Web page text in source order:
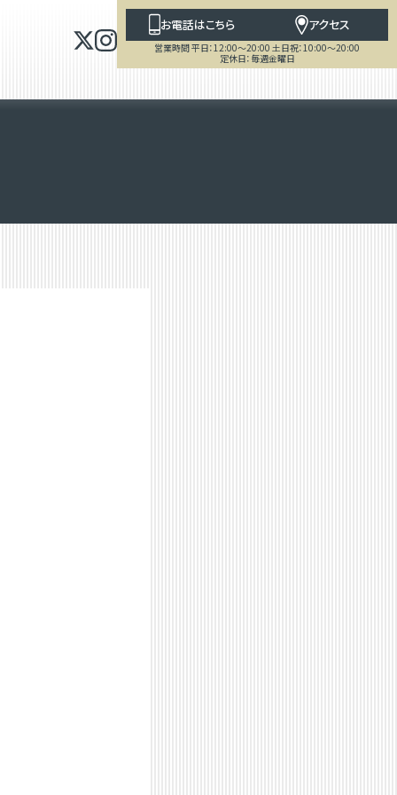
お電話はこちら アクセス
営業時間 平日：12:00～20:00 土日祝：10:00～20:00
定休日：毎週金曜日